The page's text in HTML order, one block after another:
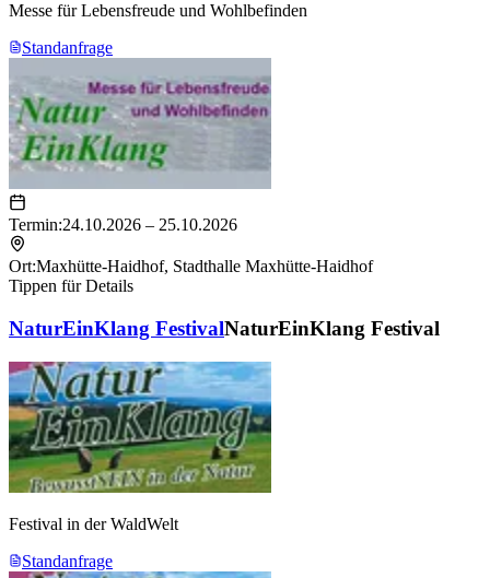
Karl-Heinz Karmann
Veranstalter und Initiator der NaturEinKlang-Messe
Messe für Lebensfreude und Wohlbefinden
Standanfrage
Termin:24.10.2026 – 25.10.2026
Ort:Maxhütte-Haidhof, Stadthalle Maxhütte-Haidhof
Tippen für Details
NaturEinKlang FestivalNaturEinKlang Festival
Festival in der WaldWelt
Standanfrage